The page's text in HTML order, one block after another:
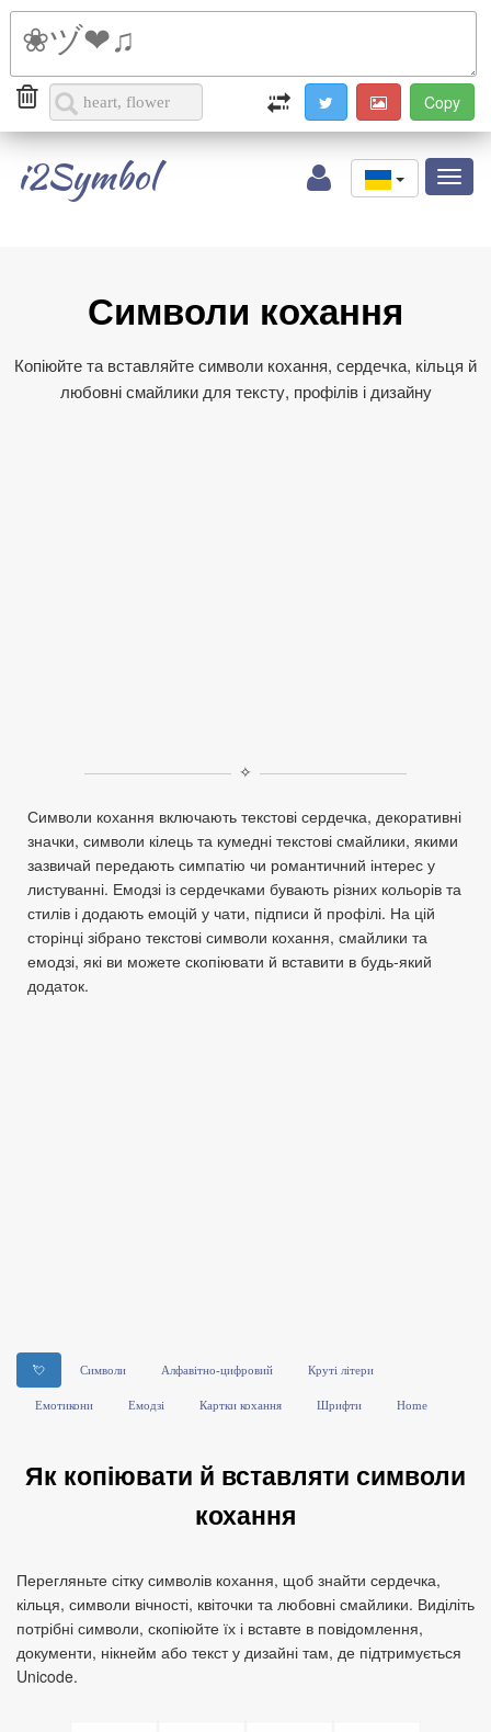
i2Symbol
Символи кохання
Копіюйте та вставляйте символи кохання, сердечка, кільця й
любовні смайлики для тексту, профілів і дизайну
✧
Символи кохання включають текстові сердечка, декоративні
значки, символи кілець та кумедні текстові смайлики, якими
зазвичай передають симпатію чи романтичний інтерес у
листуванні. Емодзі із сердечками бувають різних кольорів та
стилів і додають емоцій у чати, підписи й профілі. На цій
сторінці зібрано текстові символи кохання, смайлики та
емодзі, які ви можете скопіювати й вставити в будь‑який
додаток.
💘 Символи Алфавітно-цифровий Круті літери
Емотикони Емодзі Картки кохання Шрифти Home
Як копіювати й вставляти символи
кохання
Перегляньте сітку символів кохання, щоб знайти сердечка,
кільця, символи вічності, квіточки та любовні смайлики. Виділіть
потрібні символи, скопіюйте їх і вставте в повідомлення,
документи, нікнейм або текст у дизайні там, де підтримується
Unicode.